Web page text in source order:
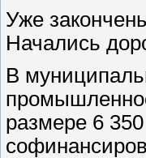
Уже
Начались
В
размере 6